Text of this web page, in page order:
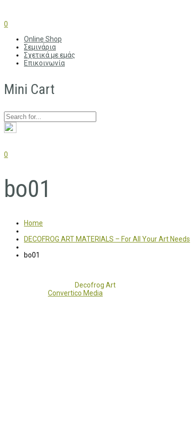
0
Online Shop
Σεμινάρια
Σχετικά με εμάς
Επικοινωνία
Mini Cart
0
bo01
Home
DECOFROG ART MATERIALS – For All Your Art Needs
bo01
Decofrog Art
Convertico Media